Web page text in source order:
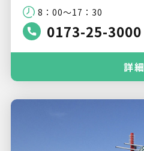
8：00～17：30
0173-25-3000
詳細